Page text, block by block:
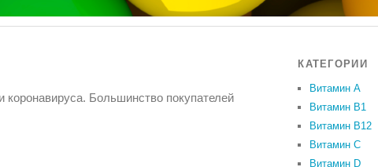
Большинство покупателей
КАТЕГОРИИ
Витамин A
Витамин B1
Витамин B12
Витамин C
Витамин D